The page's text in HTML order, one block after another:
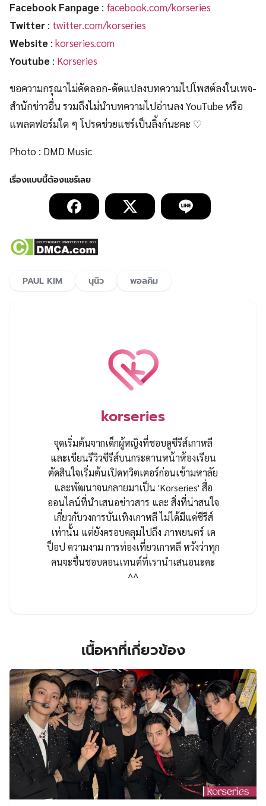
ติดตามข่าวสารและสิ่งที่น่าสนใจจากเราได้ที่
Facebook Fanpage:facebook.com/korseries
Twitter: twitter.com/korseries
korseries.com
Youtube: Korseries
ขอความกรุณาไม่คัดลอก-ดัดแปลงบทความไปโพสต์ลงในเพจ-
สำนักข่าวอื่น รวมถึงไม่นำบทความไปอ่านลง YouTube หรือ
Photo : DMD Music
korseries
จุดเริ่มต้นจากเด็กผู้หญิงที่ชอบดูซีรีส์เกาหลี
และเขียนรีวิวซีรีส์บนกระดานหน้าห้องเรียน
ตัดสินใจเริ่มต้นเปิดทวิตเตอร์ก่อนเข้ามหาลัย
และพัฒนาจนกลายมาเป็น 'Korseries' สื่อ
ออนไลน์ที่นำเสนอข่าวสาร และ สิ่งที่น่าสนใจ
เกี่ยวกับวงการบันเทิงเกาหลี ไม่ได้มีแค่ซีรีส์
เท่านั้น แต่ยังครอบคลุมไปถึง ภาพยนตร์ เค
เนื้อหาที่เกี่ยวข้อง